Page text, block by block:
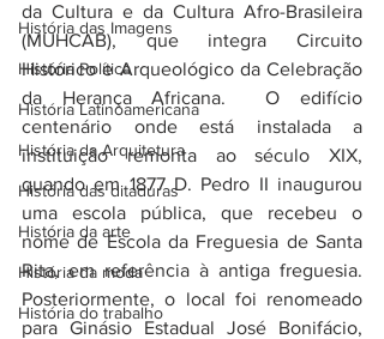
História das Imagens
História Política
História Latinoamericana
História da Arquitetura
História das ditaduras
História da arte
História da moda
História do trabalho
da Cultura e da Cultura Afro-Brasileira
(MUHCAB), que integra Circuito
Histórico e Arqueológico da Celebração
da Herança Africana.  O edifício
centenário onde está instalada a
instituição remonta ao século XIX,
quando em 1877 D. Pedro II inaugurou
uma escola pública, que recebeu o
nome de Escola da Freguesia de Santa
Rita, em referência à antiga freguesia.
Posteriormente, o local foi renomeado
para Ginásio Estadual José Bonifácio,